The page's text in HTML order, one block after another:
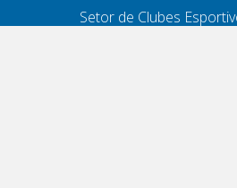
Setor de Clubes